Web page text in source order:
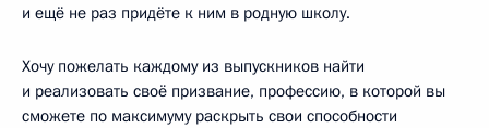
и ещё не раз придёте к ним в родную школу.
Хочу пожелать каждому из выпускников найти
и реализовать своё призвание, профессию, в которой вы
сможете по максимуму раскрыть свои способности